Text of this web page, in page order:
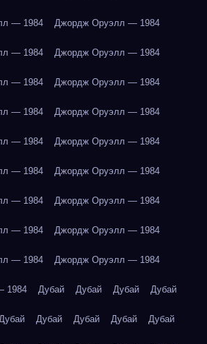
— 1984 Джордж Оруэлл — 1984
— 1984 Джордж Оруэлл — 1984
— 1984 Джордж Оруэлл — 1984
— 1984 Джордж Оруэлл — 1984
— 1984 Джордж Оруэлл — 1984
— 1984 Джордж Оруэлл — 1984
— 1984 Джордж Оруэлл — 1984
— 1984 Джордж Оруэлл — 1984
— 1984 Джордж Оруэлл — 1984
1984 Дубай Дубай Дубай Дубай
Дубай Дубай Дубай Дубай